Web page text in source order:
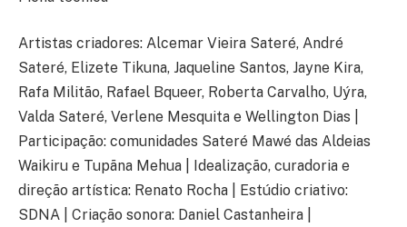
Artistas criadores: Alcemar Vieira Sateré, André
Sateré, Elizete Tikuna, Jaqueline Santos, Jayne Kira,
Rafa Militão, Rafael Bqueer, Roberta Carvalho, Uýra,
Valda Sateré, Verlene Mesquita e Wellington Dias |
Participação: comunidades Sateré Mawé das Aldeias
Waikiru e Tupãna Mehua | Idealização, curadoria e
direção artística: Renato Rocha | Estúdio criativo:
SDNA | Criação sonora: Daniel Castanheira |